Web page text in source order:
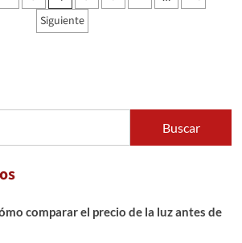
Siguiente
Buscar
comparar el precio de la luz antes de